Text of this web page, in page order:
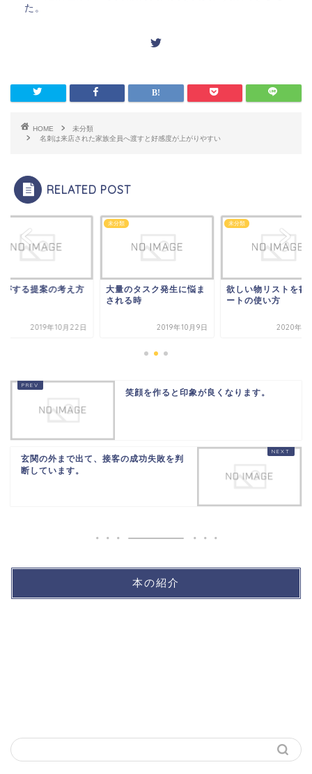
た。
HOME
未分類
名刺は来店された家族全員へ渡すと好感度が上がりやすい
RELATED POST
がする提案の考え方
2019年10月22日
未分類
大量のタスク発生に悩ま
される時
2019年10月9日
未分類
欲しい物リストを書
ートの使い方
2020年1
笑顔を作ると印象が良くなります。
玄関の外まで出て、接客の成功失敗を判
断しています。
本の紹介